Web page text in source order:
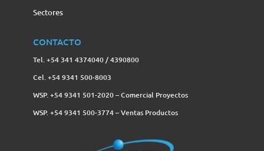
Sectores
CONTACTO
Tel. +54 341 4374040 / 4390800
Cel. +54 9341 500-8003
WSP. +54 9341 501-2020 – Comercial Proyectos
WSP. +54 9341 500-3774‬ – Ventas Productos